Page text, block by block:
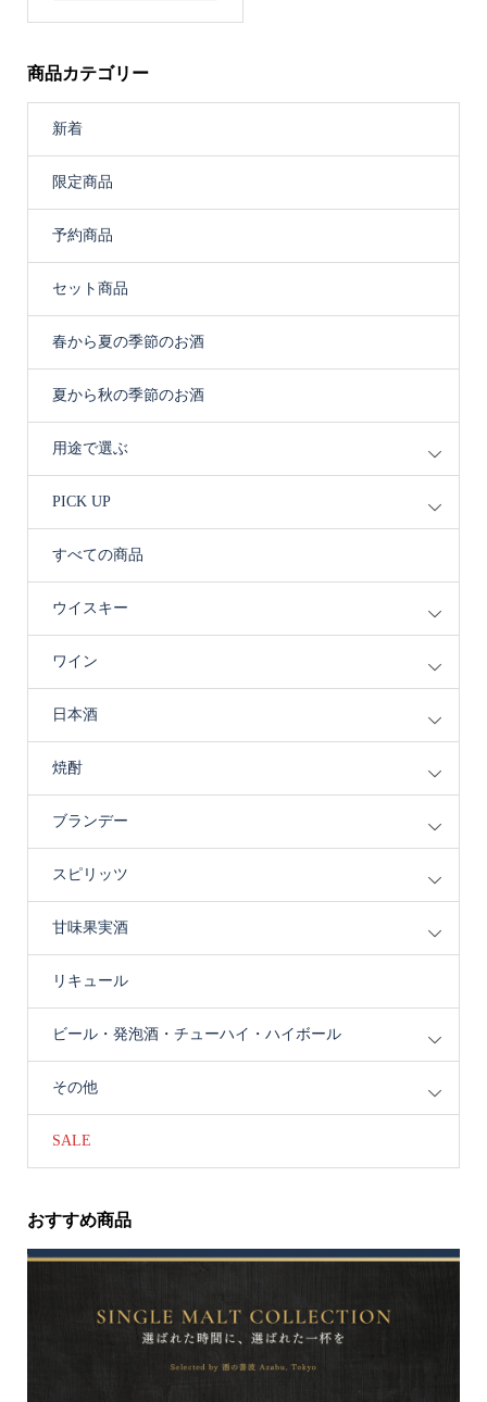
商品カテゴリー
新着
限定商品
予約商品
セット商品
春から夏の季節のお酒
夏から秋の季節のお酒
用途で選ぶ
PICK UP
すべての商品
ウイスキー
ワイン
日本酒
焼酎
ブランデー
スピリッツ
甘味果実酒
リキュール
ビール・発泡酒・チューハイ・ハイボール
その他
SALE
おすすめ商品